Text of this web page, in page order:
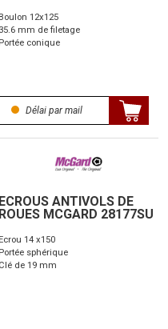
Boulon 12x125
35.6 mm de filetage
Portée conique
Délai par mail
ECROUS ANTIVOLS DE
ROUES MCGARD 28177SU
Ecrou 14 x150
Portée sphérique
Clé de 19 mm